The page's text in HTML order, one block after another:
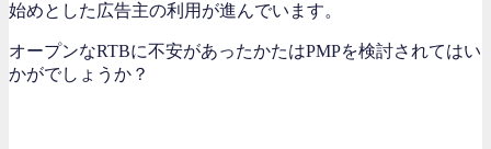
始めとした広告主の利用が進んでいます。
オープンなRTBに不安があったかたはPMPを検討されてはい
かがでしょうか？